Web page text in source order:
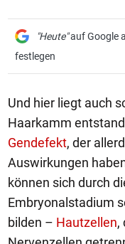
"Heute"auf Google
festlegen
Und hier liegt auch
Haarkamm
Gendefekt, der
Auswirkungen
können sich durch
Embryonalstadium
bilden – Hautzellen,